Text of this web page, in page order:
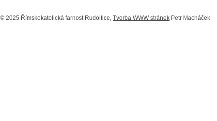
© 2025 Římskokatolická farnost Rudoltice, Tvorba WWW stránek Petr Macháček